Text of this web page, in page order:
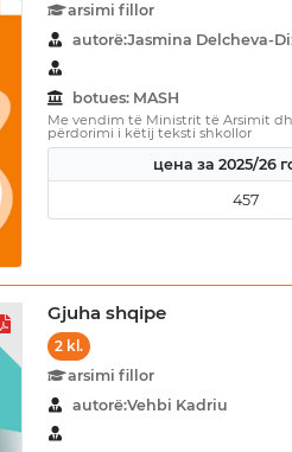
arsimi fillor
autorë:Јasmina Delcheva-
botues: MASH
Me vendim të Ministrit të Arsimit
përdorimi i këtij teksti shkollor
цена за 2025/26
457
Gjuha shqipe
2 kl.
arsimi fillor
autorë:Vehbi Kadriu